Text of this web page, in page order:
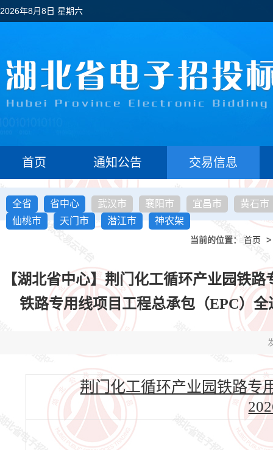
2026年8月8日 星期六
首页 通知公告 交易信息
全省 省中心 武汉市 襄阳市 宜昌市
黄石市
仙桃市
天门市 潜江市 神农架
当前的位置： 首页 >
【湖北省中心】荆门化工循环产业园铁
铁路专用线项目工程总承包（EPC）
荆门化工循环产业园铁路专